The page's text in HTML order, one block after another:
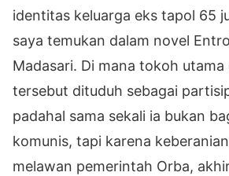
identitas keluarga eks tapol 65
saya temukan dalam novel
Madasari. Di mana tokoh utama
tersebut dituduh sebagai
padahal sama sekali ia bukan
komunis, tapi karena
melawan pemerintah Orba,